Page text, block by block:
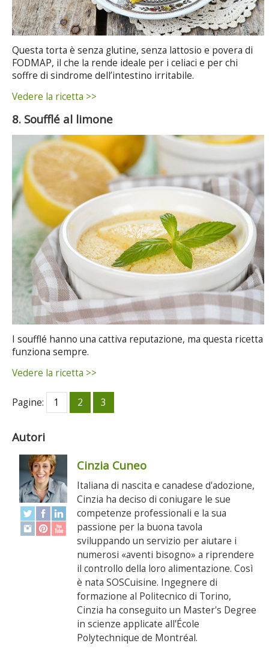
Questa torta è senza glutine, senza lattosio e povera di
FODMAP, il che la rende ideale per i celiaci e per chi
soffre di sindrome dell’intestino irritabile.
Vedere la ricetta >>
8. Soufflé al limone
I soufflé hanno una cattiva reputazione, ma questa ricetta
funziona sempre.
Vedere la ricetta >>
Pagine: 1 2 3
Autori
Cinzia Cuneo
Italiana di nascita e canadese d'adozione,
Cinzia ha deciso di coniugare le sue
competenze professionali e la sua
passione per la buona tavola
sviluppando un servizio per aiutare i
numerosi «aventi bisogno» a riprendere
il controllo della loro alimentazione. Così
è nata SOSCuisine. Ingegnere di
formazione al Politecnico di Torino,
Cinzia ha conseguito un Master's Degree
in scienze applicate all'École
Polytechnique de Montréal.